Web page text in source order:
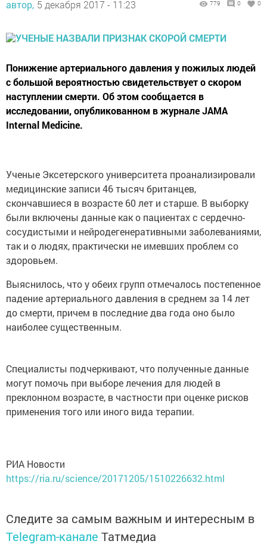
автор, 5 декабря 2017 - 11:23 779 0 0
Понижение артериального давления у пожилых людей
с большой вероятностью свидетельствует о скором
наступлении смерти. Об этом сообщается в
исследовании, опубликованном в журнале JAMA
Internal Medicine.
Ученые Эксетерского университета проанализировали
медицинские записи 46 тысяч британцев,
скончавшиеся в возрасте 60 лет и старше. В выборку
были включены данные как о пациентах с сердечно-
сосудистыми и нейродегенеративными заболеваниями,
так и о людях, практически не имевших проблем со
здоровьем.
Выяснилось, что у обеих групп отмечалось постепенное
падение артериального давления в среднем за 14 лет
до смерти, причем в последние два года оно было
наиболее существенным.
Специалисты подчеркивают, что полученные данные
могут помочь при выборе лечения для людей в
преклонном возрасте, в частности при оценке рисков
применения того или иного вида терапии.
РИА Новости
https://ria.ru/science/20171205/1510226632.html
Следите за самым важным и интересным в
Telegram-канале Татмедиа